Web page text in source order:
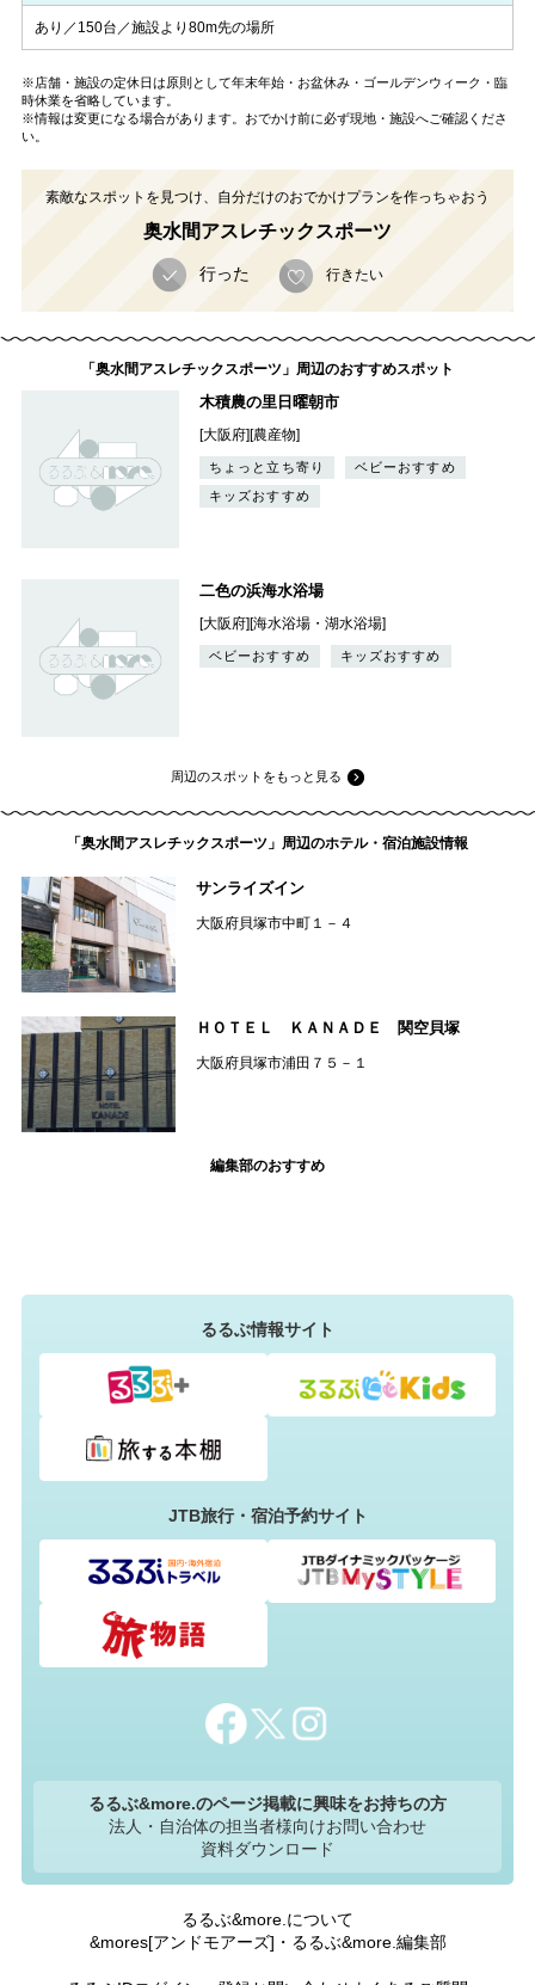
あり／150台／施設より80m先の場所
※店舗・施設の定休日は原則として年末年始・お盆休み・ゴールデンウィーク・臨
時休業を省略しています。
※情報は変更になる場合があります。おでかけ前に必ず現地・施設へご確認くださ
い。
素敵なスポットを見つけ、自分だけのおでかけプランを作っちゃおう
奥水間アスレチックスポーツ
行った 行きたい
「奥水間アスレチックスポーツ」周辺のおすすめスポット
木積農の里日曜朝市
[大阪府][農産物]
ちょっと立ち寄り
ベビーおすすめ
キッズおすすめ
二色の浜海水浴場
[大阪府][海水浴場・湖水浴場]
ベビーおすすめ キッズおすすめ
周辺のスポットをもっと見る
「奥水間アスレチックスポーツ」周辺のホテル・宿泊施設情報
サンライズイン
大阪府貝塚市中町１－４
ＨＯＴＥＬ ＫＡＮＡＤＥ 関空貝塚
大阪府貝塚市浦田７５－１
編集部のおすすめ
るるぶ情報サイト
JTB旅行・宿泊予約サイト
るるぶ&more.のページ掲載に興味をお持ちの方
法人・自治体の担当者様向けお問い合わせ
資料ダウンロード
るるぶ&more.について
&mores[アンドモアーズ]・るるぶ&more.編集部